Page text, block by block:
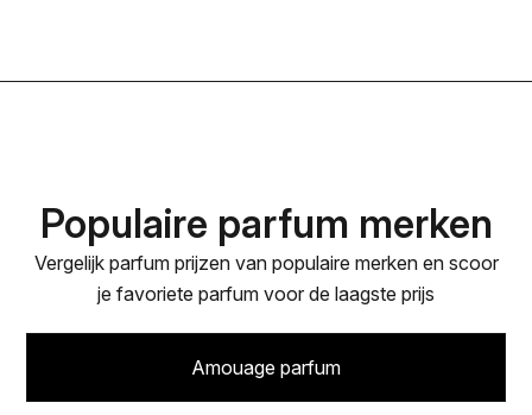
Populaire parfum merken
Vergelijk parfum prijzen van populaire merken en scoor
je favoriete parfum voor de laagste prijs
Amouage parfum